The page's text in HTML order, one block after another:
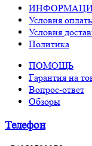
Условия
Условия
Политика
ПОМОЩЬ
Гарантия на
Вопрос-ответ
Обзоры
Телефон